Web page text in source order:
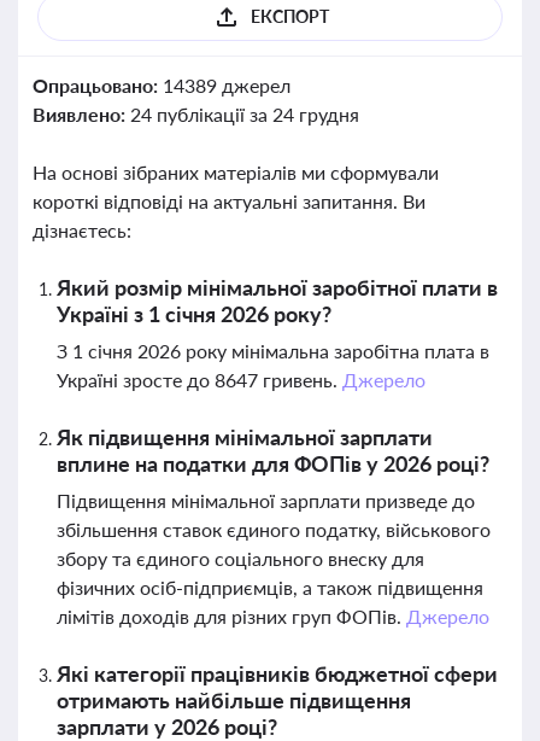
ЕКСПОРТ
Опрацьовано: 14389 джерел
Виявлено: 24 публікації за 24 грудня
На основі зібраних матеріалів ми сформували
короткі відповіді на актуальні запитання. Ви
дізнаєтесь:
Який розмір мінімальної заробітної плати в
Україні з 1 січня 2026 року?
З 1 січня 2026 року мінімальна заробітна плата в
Україні зросте до 8647 гривень. Джерело
Як підвищення мінімальної зарплати
вплине на податки для ФОПів у 2026 році?
Підвищення мінімальної зарплати призведе до
збільшення ставок єдиного податку, військового
збору та єдиного соціального внеску для
фізичних осіб-підприємців, а також підвищення
лімітів доходів для різних груп ФОПів. Джерело
Які категорії працівників бюджетної сфери
отримають найбільше підвищення
зарплати у 2026 році?